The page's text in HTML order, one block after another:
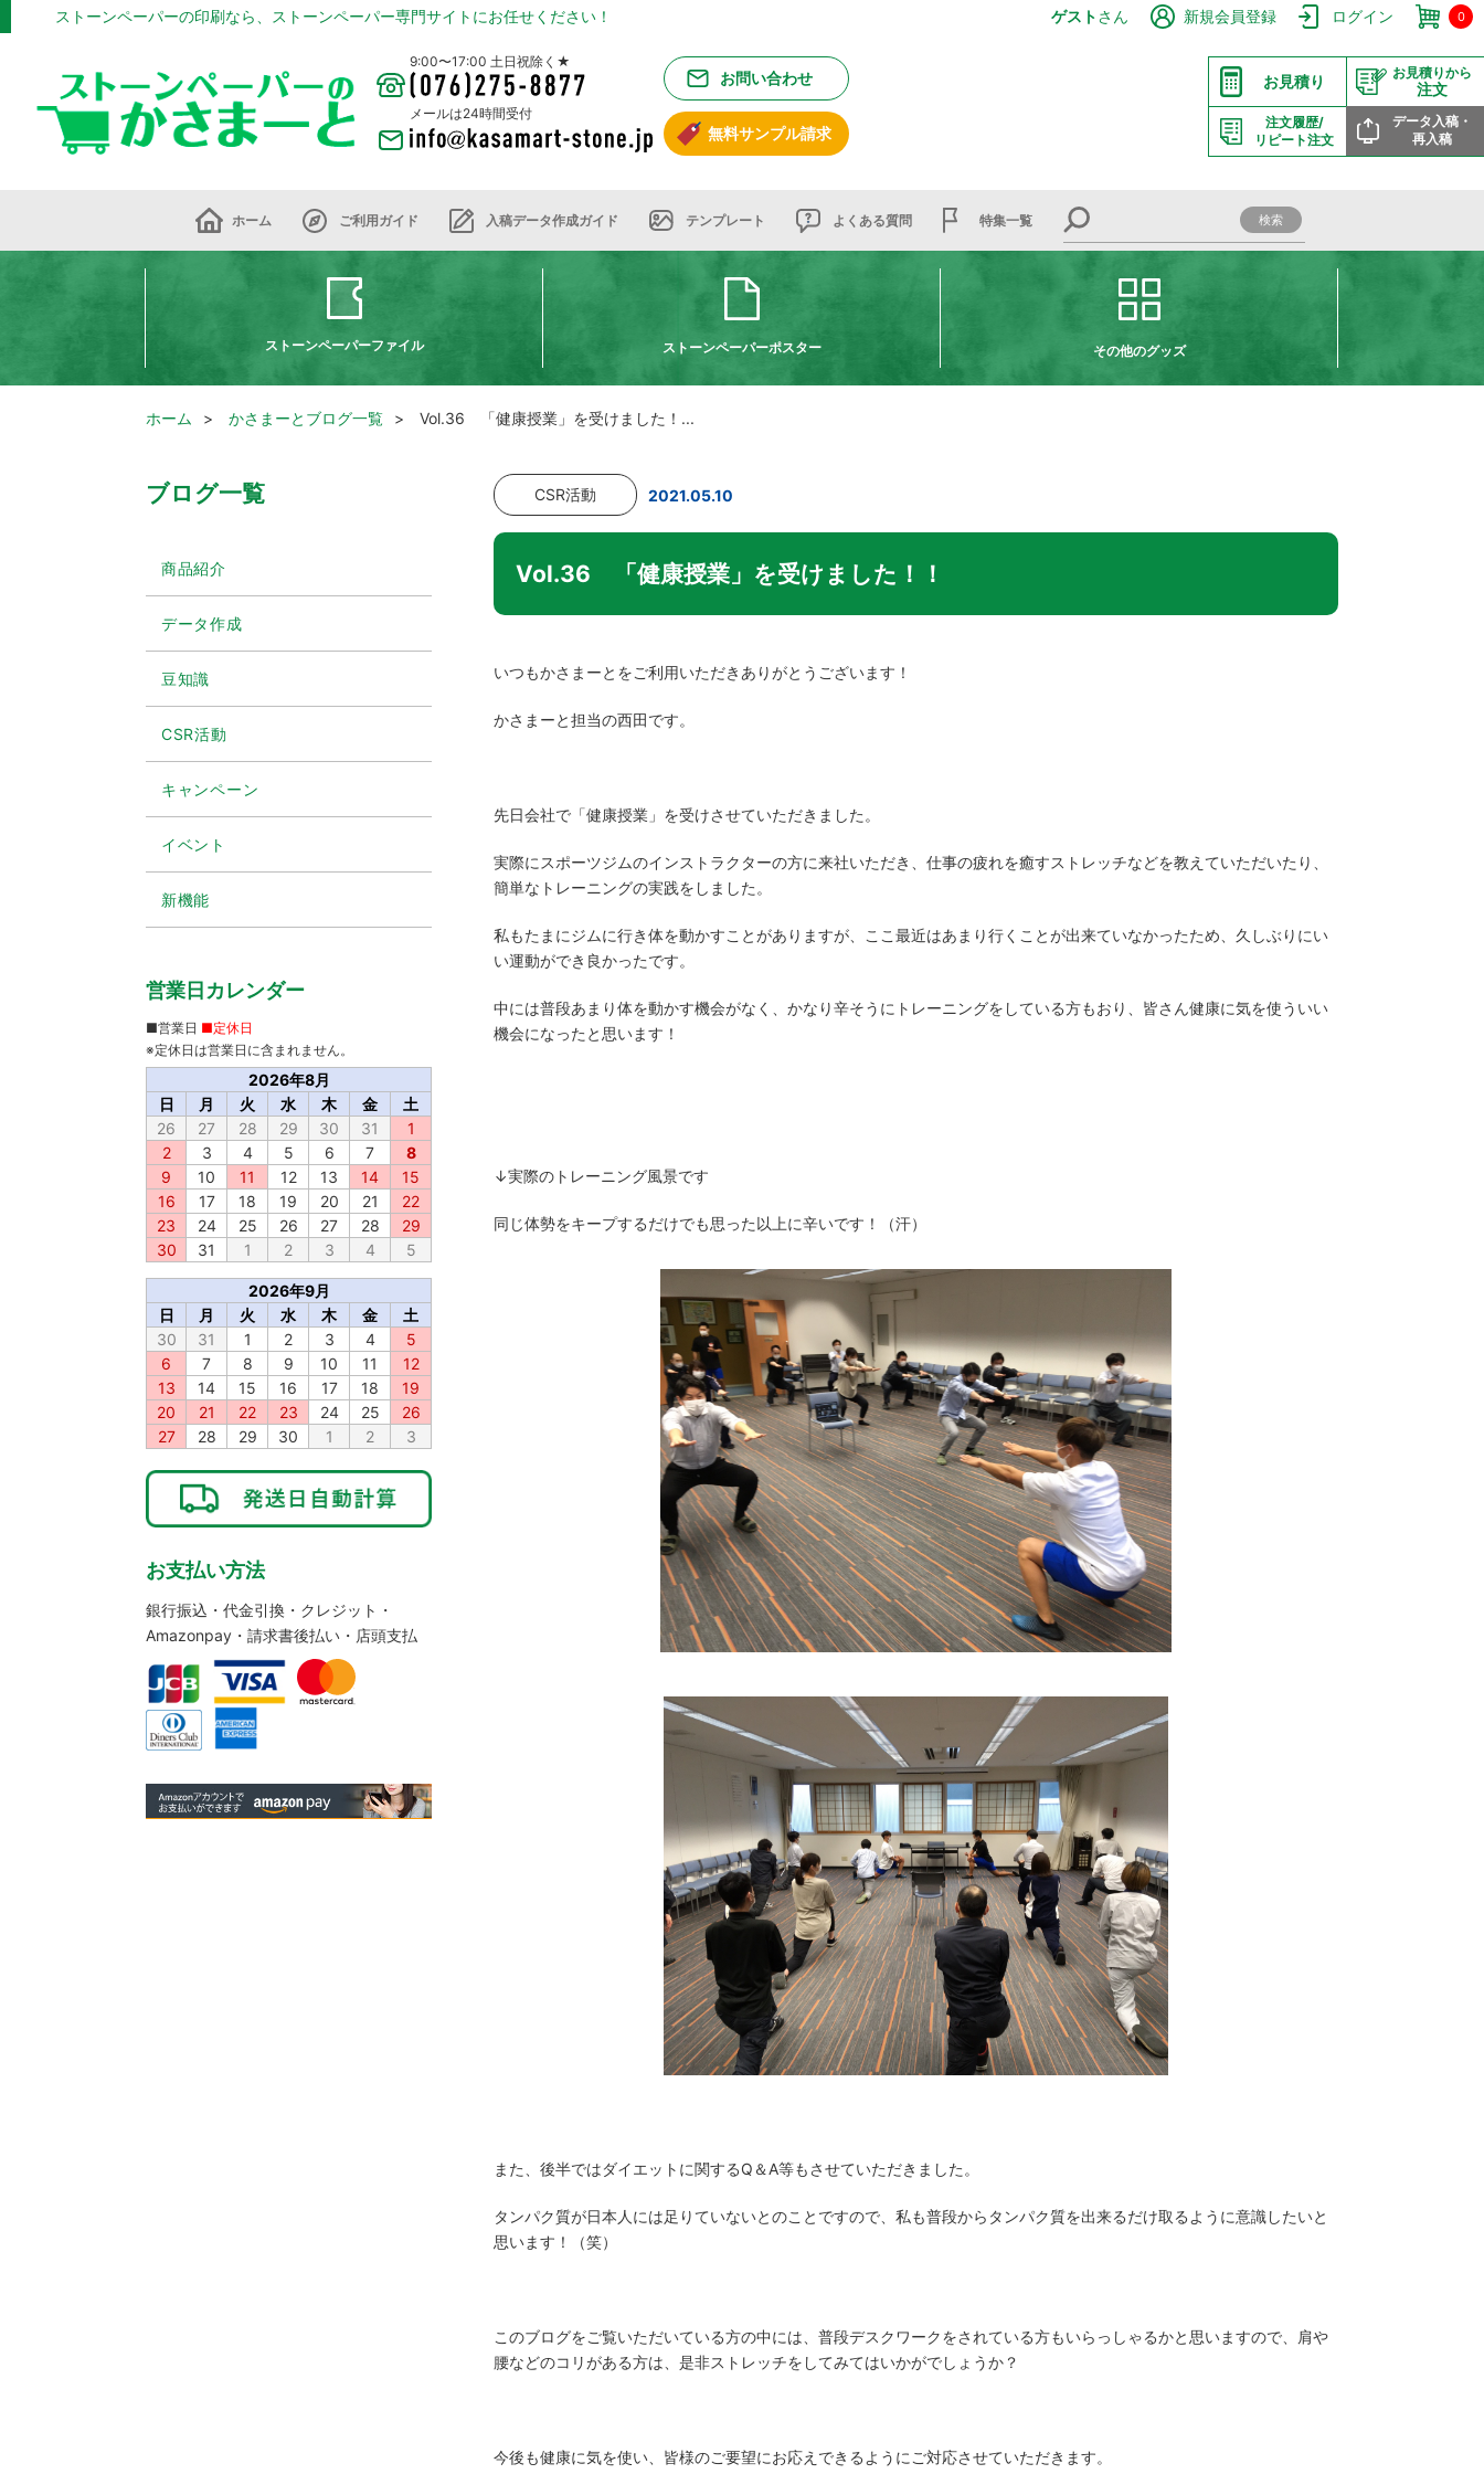
ストーンペーパーの印刷なら、ストーンペーパー専門サイトにお任せください！ ゲストさん 新規会員登録 ログイン 0
9:00〜17:00 土日祝除く★
メールは24時間受付
お問い合わせ
無料サンプル請求
お見積り お見積りから
注文
注文履歴/
リピート注文
データ入稿・
再入稿
ホーム ご利用ガイド 入稿データ作成ガイド テンプレート よくある質問 特集一覧
ストーンペーパーファイル ストーンペーパーポスター その他のグッズ
ホーム かさまーとブログ一覧 Vol.36 「健康授業」を受けました！...
CSR活動 2021.05.10
Vol.36 「健康授業」を受けました！！
いつもかさまーとをご利用いただきありがとうございます！
かさまーと担当の西田です。
先日会社で「健康授業」を受けさせていただきました。
実際にスポーツジムのインストラクターの方に来社いただき、仕事の疲れを癒すストレッチなどを教えていただいたり、
簡単なトレーニングの実践をしました。
私もたまにジムに行き体を動かすことがありますが、ここ最近はあまり行くことが出来ていなかったため、久しぶりにい
い運動ができ良かったです。
中には普段あまり体を動かす機会がなく、かなり辛そうにトレーニングをしている方もおり、皆さん健康に気を使ういい
機会になったと思います！
↓実際のトレーニング風景です
同じ体勢をキープするだけでも思った以上に辛いです！（汗）
また、後半ではダイエットに関するQ＆A等もさせていただきました。
タンパク質が日本人には足りていないとのことですので、私も普段からタンパク質を出来るだけ取るように意識したいと
思います！（笑）
このブログをご覧いただいている方の中には、普段デスクワークをされている方もいらっしゃるかと思いますので、肩や
腰などのコリがある方は、是非ストレッチをしてみてはいかがでしょうか？
今後も健康に気を使い、皆様のご要望にお応えできるようにご対応させていただきます。
ブログ一覧
商品紹介
データ作成
豆知識
CSR活動
キャンペーン
イベント
新機能
営業日カレンダー
2026年8月
日
月 火 水 木 金
土
26
27 28 29 30 31
1
2
3 4 5 6 7
8
9
10 11 12 13 14
15
16
17 18 19 20 21
22
23
24 25 26 27 28
29
30
31 1 2 3 4 5
2026年9月
日
月 火 水 木 金
土
30
31 1 2 3 4
5
6
7 8 9 10 11
12
13
14 15 16 17 18
19
20
21 22 23 24 25
26
27
28 29 30 1 2 3
■営業日 ■定休日
※定休日は営業日に含まれません。
お支払い方法
銀行振込・代金引換・クレジット・
Amazonpay・請求書後払い・店頭支払